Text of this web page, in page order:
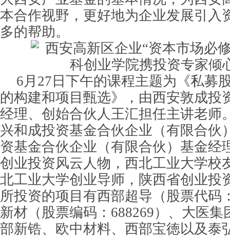
本合作视野，更好地为企业发展引入
多的帮助。
6月27日下午的课程主题为《私募
的构建和项目甄选》，由西安敦成投
经理、创始合伙人王汇担任主讲老师
兴和成投资基金合伙企业（有限合伙
资基金合伙企业（有限合伙）基金经
创业投资风云人物，西北工业大学校
北工业大学创业导师，陕西省创业投
所投资的项目有西部超导（股票代码
新材（股票编码：688269）、大医集
部新锆、欧中材料、西部宝徳以及泰